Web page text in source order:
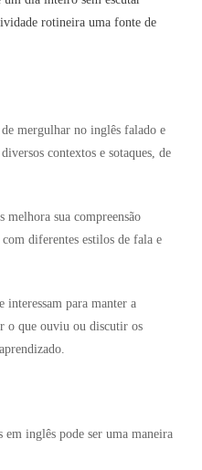
rotineira uma fonte de
mergulhar no inglês falado e
contextos e sotaques, de
melhora sua compreensão
diferentes estilos de fala e
interessam para manter a
o que ouviu ou discutir os
inglês pode ser uma maneira